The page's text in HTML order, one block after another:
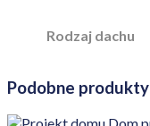
Rodzaj dachu
Podobne produkty